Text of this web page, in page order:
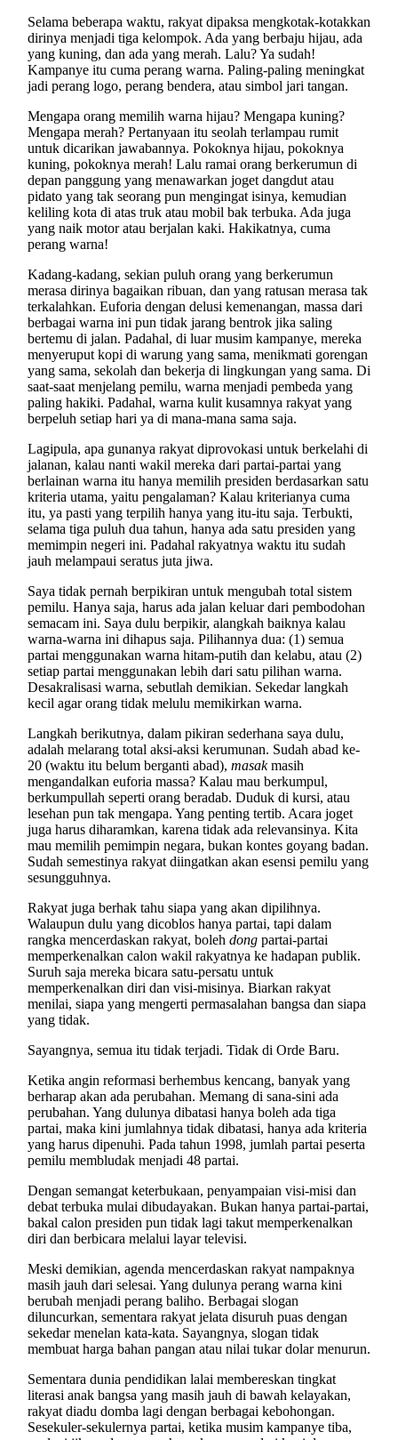
Selama beberapa waktu, rakyat dipaksa mengkotak-kotakkan
dirinya menjadi tiga kelompok. Ada yang berbaju hijau, ada
yang kuning, dan ada yang merah. Lalu? Ya sudah!
Kampanye itu cuma perang warna. Paling-paling meningkat
jadi perang logo, perang bendera, atau simbol jari tangan.
Mengapa orang memilih warna hijau? Mengapa kuning?
Mengapa merah? Pertanyaan itu seolah terlampau rumit
untuk dicarikan jawabannya. Pokoknya hijau, pokoknya
kuning, pokoknya merah! Lalu ramai orang berkerumun di
depan panggung yang menawarkan joget dangdut atau
pidato yang tak seorang pun mengingat isinya, kemudian
keliling kota di atas truk atau mobil bak terbuka. Ada juga
yang naik motor atau berjalan kaki. Hakikatnya, cuma
perang warna!
Kadang-kadang, sekian puluh orang yang berkerumun
merasa dirinya bagaikan ribuan, dan yang ratusan merasa tak
terkalahkan. Euforia dengan delusi kemenangan, massa dari
berbagai warna ini pun tidak jarang bentrok jika saling
bertemu di jalan. Padahal, di luar musim kampanye, mereka
menyeruput kopi di warung yang sama, menikmati gorengan
yang sama, sekolah dan bekerja di lingkungan yang sama. Di
saat-saat menjelang pemilu, warna menjadi pembeda yang
paling hakiki. Padahal, warna kulit kusamnya rakyat yang
berpeluh setiap hari ya di mana-mana sama saja.
Lagipula, apa gunanya rakyat diprovokasi untuk berkelahi di
jalanan, kalau nanti wakil mereka dari partai-partai yang
berlainan warna itu hanya memilih presiden berdasarkan satu
kriteria utama, yaitu pengalaman? Kalau kriterianya cuma
itu, ya pasti yang terpilih hanya yang itu-itu saja. Terbukti,
selama tiga puluh dua tahun, hanya ada satu presiden yang
memimpin negeri ini. Padahal rakyatnya waktu itu sudah
jauh melampaui seratus juta jiwa.
Saya tidak pernah berpikiran untuk mengubah total sistem
pemilu. Hanya saja, harus ada jalan keluar dari pembodohan
semacam ini. Saya dulu berpikir, alangkah baiknya kalau
warna-warna ini dihapus saja. Pilihannya dua: (1) semua
partai menggunakan warna hitam-putih dan kelabu, atau (2)
setiap partai menggunakan lebih dari satu pilihan warna.
Desakralisasi warna, sebutlah demikian. Sekedar langkah
kecil agar orang tidak melulu memikirkan warna.
Langkah berikutnya, dalam pikiran sederhana saya dulu,
adalah melarang total aksi-aksi kerumunan. Sudah abad ke-
20 (waktu itu belum berganti abad), masakmasih
mengandalkan euforia massa? Kalau mau berkumpul,
berkumpullah seperti orang beradab. Duduk di kursi, atau
lesehan pun tak mengapa. Yang penting tertib. Acara joget
juga harus diharamkan, karena tidak ada relevansinya. Kita
mau memilih pemimpin negara, bukan kontes goyang badan.
Sudah semestinya rakyat diingatkan akan esensi pemilu yang
sesungguhnya.
Rakyat juga berhak tahu siapa yang akan dipilihnya.
Walaupun dulu yang dicoblos hanya partai, tapi dalam
rangka mencerdaskan rakyat, boleh dong partai-partai
memperkenalkan calon wakil rakyatnya ke hadapan publik.
Suruh saja mereka bicara satu-persatu untuk
memperkenalkan diri dan visi-misinya. Biarkan rakyat
menilai, siapa yang mengerti permasalahan bangsa dan siapa
yang tidak.
Sayangnya, semua itu tidak terjadi. Tidak di Orde Baru.
Ketika angin reformasi berhembus kencang, banyak yang
berharap akan ada perubahan. Memang di sana-sini ada
perubahan. Yang dulunya dibatasi hanya boleh ada tiga
partai, maka kini jumlahnya tidak dibatasi, hanya ada kriteria
yang harus dipenuhi. Pada tahun 1998, jumlah partai peserta
pemilu membludak menjadi 48 partai.
Dengan semangat keterbukaan, penyampaian visi-misi dan
debat terbuka mulai dibudayakan. Bukan hanya partai-partai,
bakal calon presiden pun tidak lagi takut memperkenalkan
diri dan berbicara melalui layar televisi.
Meski demikian, agenda mencerdaskan rakyat nampaknya
masih jauh dari selesai. Yang dulunya perang warna kini
berubah menjadi perang baliho. Berbagai slogan
diluncurkan, sementara rakyat jelata disuruh puas dengan
sekedar menelan kata-kata. Sayangnya, slogan tidak
membuat harga bahan pangan atau nilai tukar dolar menurun.
Sementara dunia pendidikan lalai membereskan tingkat
literasi anak bangsa yang masih jauh di bawah kelayakan,
rakyat diadu domba lagi dengan berbagai kebohongan.
Sesekuler-sekulernya partai, ketika musim kampanye tiba,